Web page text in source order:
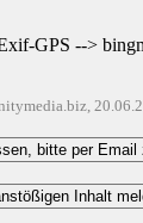
GPS -->